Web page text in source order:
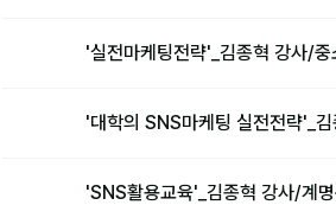
'실전마케팅전략'_김종혁 강사/중
'대학의 SNS마케팅 실전전략'_
'SNS활용교육'_김종혁 강사/계